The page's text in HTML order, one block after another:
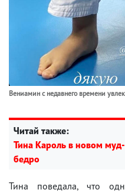
Вениамин с недавнего времени
Читай также:
Тина Кароль в новом
бедро
Тина поведала, что